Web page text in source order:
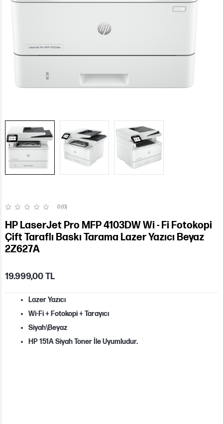
0 (0)
HP LaserJet Pro MFP 4103DW Wi - Fi Fotokopi
Çift Taraflı Baskı Tarama Lazer Yazıcı Beyaz
2Z627A
19.999,00 TL
Lazer Yazıcı
Wi-Fi + Fotokopi + Tarayıcı
Siyah\Beyaz
HP 151A Siyah Toner İle Uyumludur.